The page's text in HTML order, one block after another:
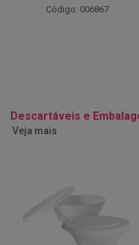
Código: 028987
Descartáveis e
Veja mais